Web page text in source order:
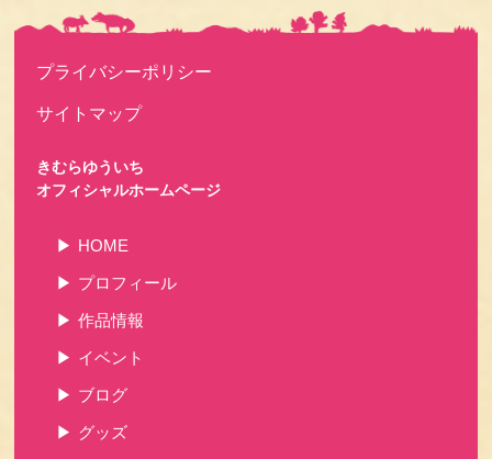
プライバシーポリシー
サイトマップ
きむらゆういち
オフィシャルホームページ
HOME
プロフィール
作品情報
イベント
ブログ
グッズ